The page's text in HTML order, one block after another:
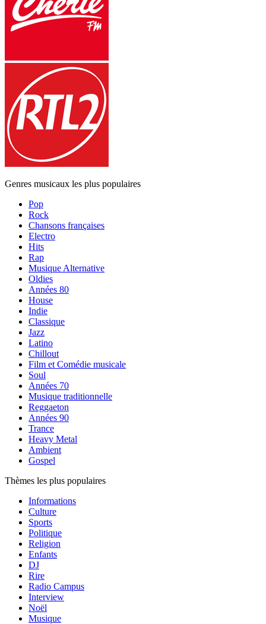
Genres musicaux les plus populaires
Pop
Rock
Chansons françaises
Electro
Hits
Rap
Musique Alternative
Oldies
Années 80
House
Indie
Classique
Jazz
Latino
Chillout
Film et Comédie musicale
Soul
Années 70
Musique traditionnelle
Reggaeton
Années 90
Trance
Heavy Metal
Ambient
Gospel
Thèmes les plus populaires
Informations
Culture
Sports
Politique
Religion
Enfants
DJ
Rire
Radio Campus
Interview
Noël
Musique